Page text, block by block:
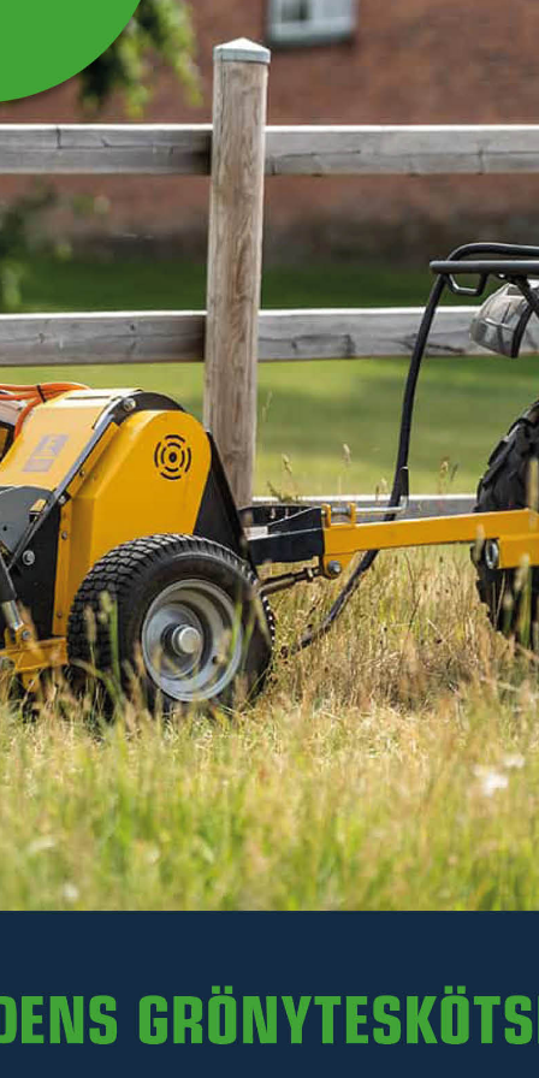
HYDRAULSLANG 1/2
2030 MM
Hydr.Slang 1/2 2030 mm
Läs mer
814 kr
Inkl. moms
I lager
- +
LÄGG I VARUKORGEN